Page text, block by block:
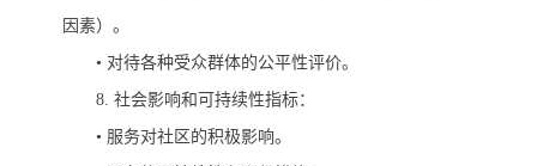
因素）。
• 对待各种受众群体的公平性评价。
8. 社会影响和可持续性指标：
• 服务对社区的积极影响。